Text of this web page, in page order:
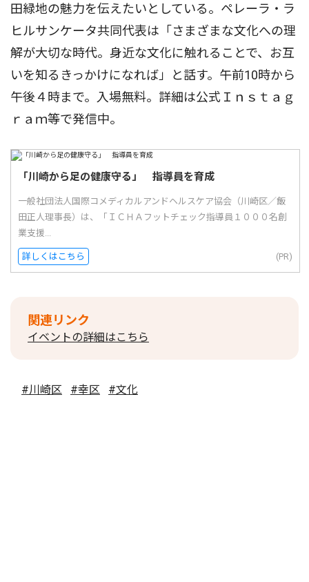
田緑地の魅力を伝えたいとしている。ペレーラ・ラ
ヒルサンケータ共同代表は「さまざまな文化への理
解が大切な時代。身近な文化に触れることで、お互
いを知るきっかけになれば」と話す。午前10時から
午後４時まで。入場無料。詳細は公式Ｉｎｓｔａｇ
ｒａｍ等で発信中。
「川崎から足の健康守る」 指導員を育成
一般社団法人国際コメディカルアンドヘルスケア協会（川崎区／飯
田正人理事長）は、「ＩＣＨＡフットチェック指導員１０００名創
業支援...
詳しくはこちら (PR)
関連リンク
イベントの詳細はこちら
#川崎区 #幸区 #文化